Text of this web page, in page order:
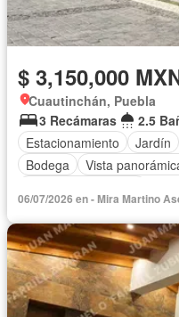
$ 3,150,000
Cuautinchán, Puebla
3 Recámaras
2.5
Estacionamiento
Jardín
Bodega
Vista
06/07/2026 en - Mira Martino